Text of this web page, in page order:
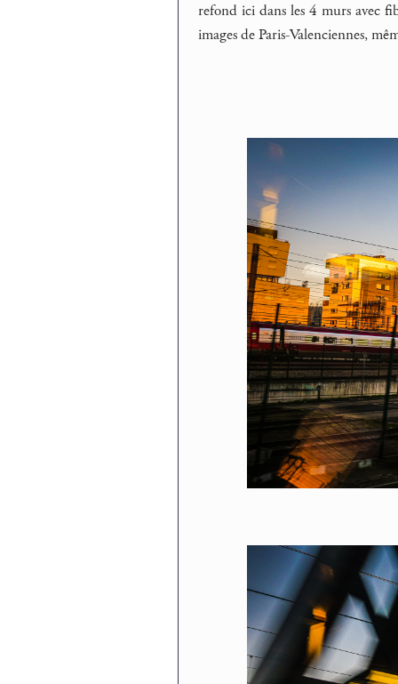
refond ici dans les 4 murs avec
images de Paris-Valenciennes,